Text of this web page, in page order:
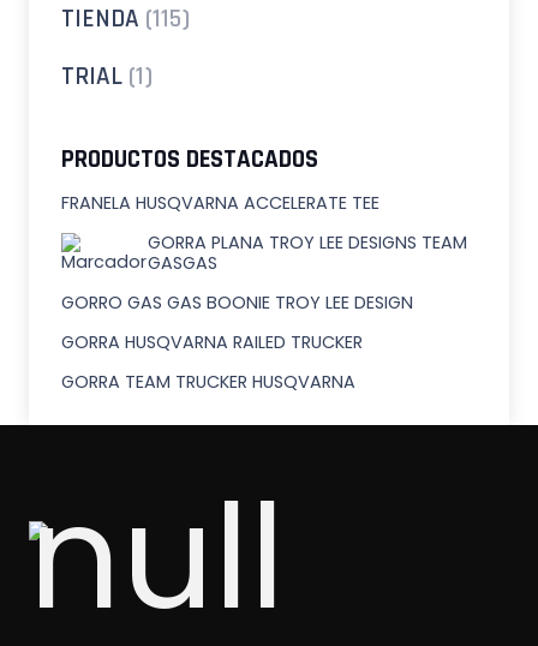
TIENDA (115)
TRIAL (1)
PRODUCTOS DESTACADOS
FRANELA HUSQVARNA ACCELERATE TEE
GORRA PLANA TROY LEE DESIGNS TEAM
GASGAS
GORRO GAS GAS BOONIE TROY LEE DESIGN
GORRA HUSQVARNA RAILED TRUCKER
GORRA TEAM TRUCKER HUSQVARNA